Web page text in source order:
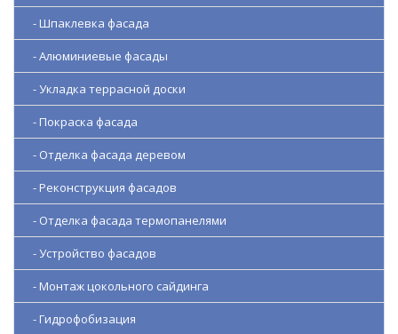
- Шпаклевка фасада
- Алюминиевые фасады
- Укладка террасной доски
- Покраска фасада
- Отделка фасада деревом
- Реконструкция фасадов
- Отделка фасада термопанелями
- Устройство фасадов
- Монтаж цокольного сайдинга
- Гидрофобизация